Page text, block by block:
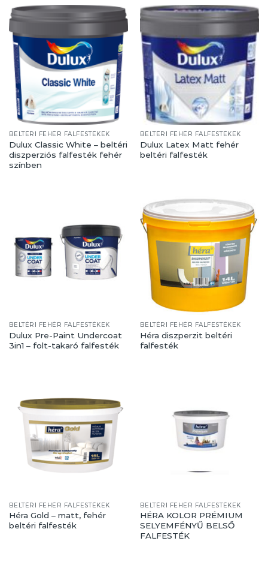
BELTÉRI FEHÉR FALFESTÉKEK
Dulux Classic White – beltéri
diszperziós falfesték fehér
színben
BELTÉRI FEHÉR FALFESTÉKEK
Dulux Latex Matt fehér
beltéri falfesték
BELTÉRI FEHÉR FALFESTÉKEK
Dulux Pre-Paint Undercoat
3in1 – folt-takaró falfesték
BELTÉRI FEHÉR FALFESTÉKEK
Héra diszperzit beltéri
falfesték
BELTÉRI FEHÉR FALFESTÉKEK
Héra Gold – matt, fehér
beltéri falfesték
BELTÉRI FEHÉR FALFESTÉKEK
HÉRA KOLOR PRÉMIUM
SELYEMFÉNYŰ BELSŐ
FALFESTÉK